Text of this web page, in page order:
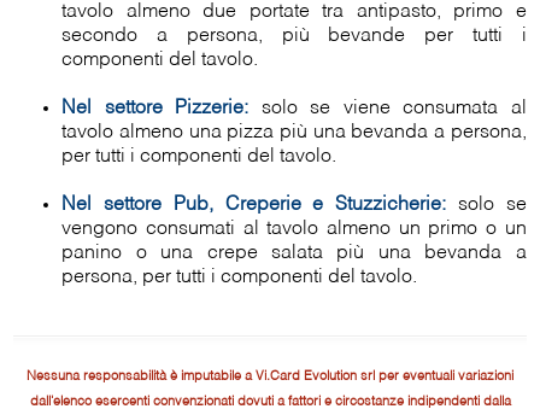
tavolo almeno due portate tra antipasto, primo e
secondo a persona, più bevande per tutti i
componenti del tavolo.
Nel settore Pizzerie: solo se viene consumata al
tavolo almeno una pizza più una bevanda a persona,
per tutti i componenti del tavolo.
Nel settore Pub, Creperie e Stuzzicherie: solo se
vengono consumati al tavolo almeno un primo o un
panino o una crepe salata più una bevanda a
persona, per tutti i componenti del tavolo.
Nessuna responsabilità è imputabile a Vi.Card Evolution srl per eventuali variazioni
dall'elenco esercenti convenzionati dovuti a fattori e circostanze indipendenti dalla